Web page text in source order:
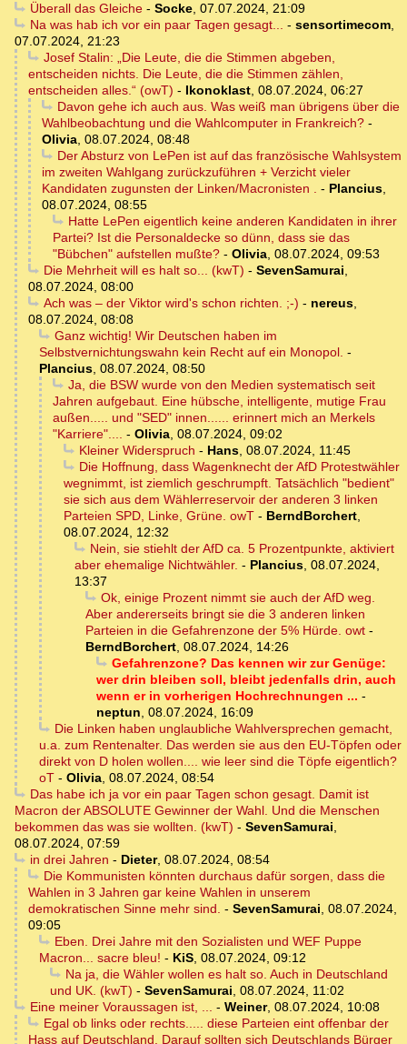
Überall das Gleiche- Socke, 07.07.2024, 21:09
Na was hab ich vor ein paar Tagen gesagt... - sensortimecom,
07.07.2024, 21:23
Josef Stalin: „Die Leute, die die Stimmen abgeben,
entscheiden nichts. Die Leute, die die Stimmen zählen,
entscheiden alles.“ (owT) - Ikonoklast, 08.07.2024, 06:27
Davon gehe ich auch aus. Was weiß man übrigens über die
Wahlbeobachtung und die Wahlcomputer in Frankreich? -
Olivia, 08.07.2024, 08:48
Der Absturz von LePen ist auf das französische Wahlsystem
im zweiten Wahlgang zurückzuführen + Verzicht vieler
Kandidaten zugunsten der Linken/Macronisten . - Plancius,
08.07.2024, 08:55
Hatte LePen eigentlich keine anderen Kandidaten in ihrer
Partei? Ist die Personaldecke so dünn, dass sie das
"Bübchen" aufstellen mußte? - Olivia, 08.07.2024, 09:53
Die Mehrheit will es halt so... (kwT) - SevenSamurai,
08.07.2024, 08:00
Ach was – der Viktor wird's schon richten. ;-) - nereus,
08.07.2024, 08:08
Ganz wichtig! Wir Deutschen haben im
Selbstvernichtungswahn kein Recht auf ein Monopol. -
Plancius, 08.07.2024, 08:50
Ja, die BSW wurde von den Medien systematisch seit
Jahren aufgebaut. Eine hübsche, intelligente, mutige Frau
außen..... und "SED" innen...... erinnert mich an Merkels
"Karriere".... - Olivia, 08.07.2024, 09:02
Kleiner Widerspruch - Hans, 08.07.2024, 11:45
Die Hoffnung, dass Wagenknecht der AfD Protestwähler
wegnimmt, ist ziemlich geschrumpft. Tatsächlich "bedient"
sie sich aus dem Wählerreservoir der anderen 3 linken
Parteien SPD, Linke, Grüne. owT - BerndBorchert,
08.07.2024, 12:32
Nein, sie stiehlt der AfD ca. 5 Prozentpunkte, aktiviert
aber ehemalige Nichtwähler. - Plancius, 08.07.2024,
13:37
Ok, einige Prozent nimmt sie auch der AfD weg.
Aber andererseits bringt sie die 3 anderen linken
Parteien in die Gefahrenzone der 5% Hürde. owt -
BerndBorchert, 08.07.2024, 14:26
Gefahrenzone? Das kennen wir zur Genüge:
wer drin bleiben soll, bleibt jedenfalls drin, auch
wenn er in vorherigen Hochrechnungen ... -
neptun, 08.07.2024, 16:09
Die Linken haben unglaubliche Wahlversprechen gemacht,
u.a. zum Rentenalter. Das werden sie aus den EU-Töpfen oder
direkt von D holen wollen.... wie leer sind die Töpfe eigentlich?
oT - Olivia, 08.07.2024, 08:54
Das habe ich ja vor ein paar Tagen schon gesagt. Damit ist
Macron der ABSOLUTE Gewinner der Wahl. Und die Menschen
bekommen das was sie wollten. (kwT) - SevenSamurai,
08.07.2024, 07:59
in drei Jahren - Dieter, 08.07.2024, 08:54
Die Kommunisten könnten durchaus dafür sorgen, dass die
Wahlen in 3 Jahren gar keine Wahlen in unserem
demokratischen Sinne mehr sind. - SevenSamurai, 08.07.2024,
09:05
Eben. Drei Jahre mit den Sozialisten und WEF Puppe
Macron... sacre bleu! - KiS, 08.07.2024, 09:12
Na ja, die Wähler wollen es halt so. Auch in Deutschland
und UK. (kwT) - SevenSamurai, 08.07.2024, 11:02
Eine meiner Voraussagen ist, ... - Weiner, 08.07.2024, 10:08
Egal ob links oder rechts..... diese Parteien eint offenbar der
Hass auf Deutschland. Darauf sollten sich Deutschlands Bürger